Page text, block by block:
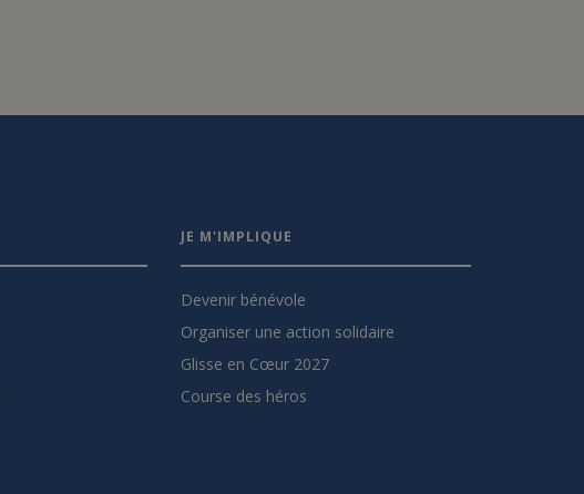
JE M'IMPLIQUE
Devenir bénévole
Organiser une action solidaire
Glisse en Cœur 2027
Course des héros